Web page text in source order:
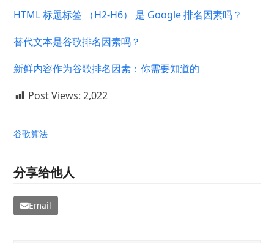
HTML 标题标签 （H2-H6） 是 Google 排名因素吗？
替代文本是谷歌排名因素吗？
新鲜内容作为谷歌排名因素：你需要知道的
Post Views: 2,022
谷歌算法
分享给他人
Email